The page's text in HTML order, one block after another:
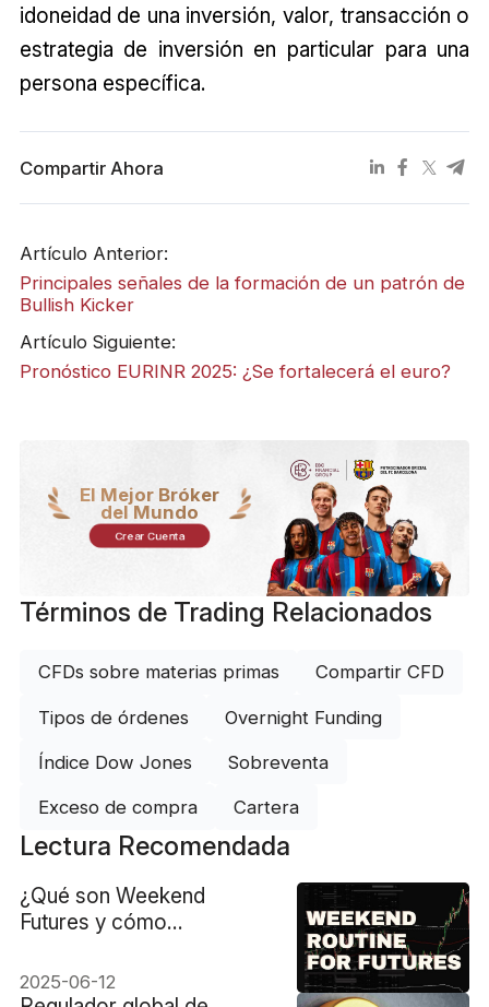
idoneidad de una inversión, valor, transacción o
estrategia de inversión en particular para una
persona específica.
Compartir Ahora
Artículo Anterior:
Principales señales de la formación de un patrón de
Bullish Kicker
Artículo Siguiente:
Pronóstico EURINR 2025: ¿Se fortalecerá el euro?
El Mejor Bróker
del Mundo
Crear Cuenta
Términos de Trading Relacionados
CFDs sobre materias primas Compartir CFD
Tipos de órdenes Overnight Funding
Índice Dow Jones Sobreventa
Exceso de compra Cartera
Lectura Recomendada
¿Qué son Weekend
Futures y cómo
2025-06-12